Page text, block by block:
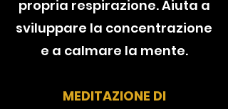
propria respirazione. Aiuta a
sviluppare la concentrazione
e a calmare la mente.
MEDITAZIONE DI